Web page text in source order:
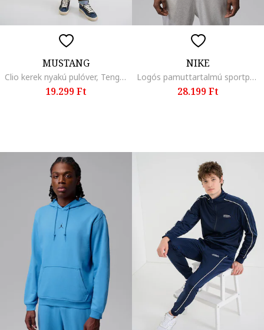
MUSTANG
Clio kerek nyakú pulóver, Tengerészkék
19.299 Ft
NIKE
Logós pamuttartalmú sportpulóver kapucnival, Melange szürke,
28.199 Ft